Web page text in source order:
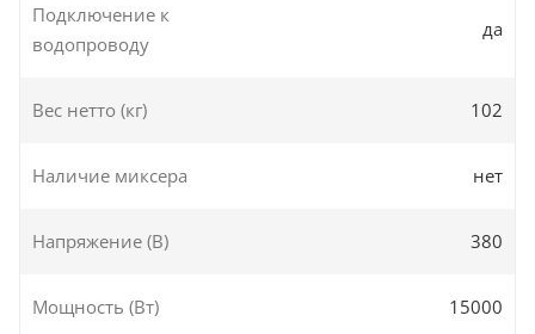
Подключение к
водопроводу
да
Вес нетто (кг) 102
Наличие миксера нет
Напряжение (В) 380
Мощность (Вт) 15000